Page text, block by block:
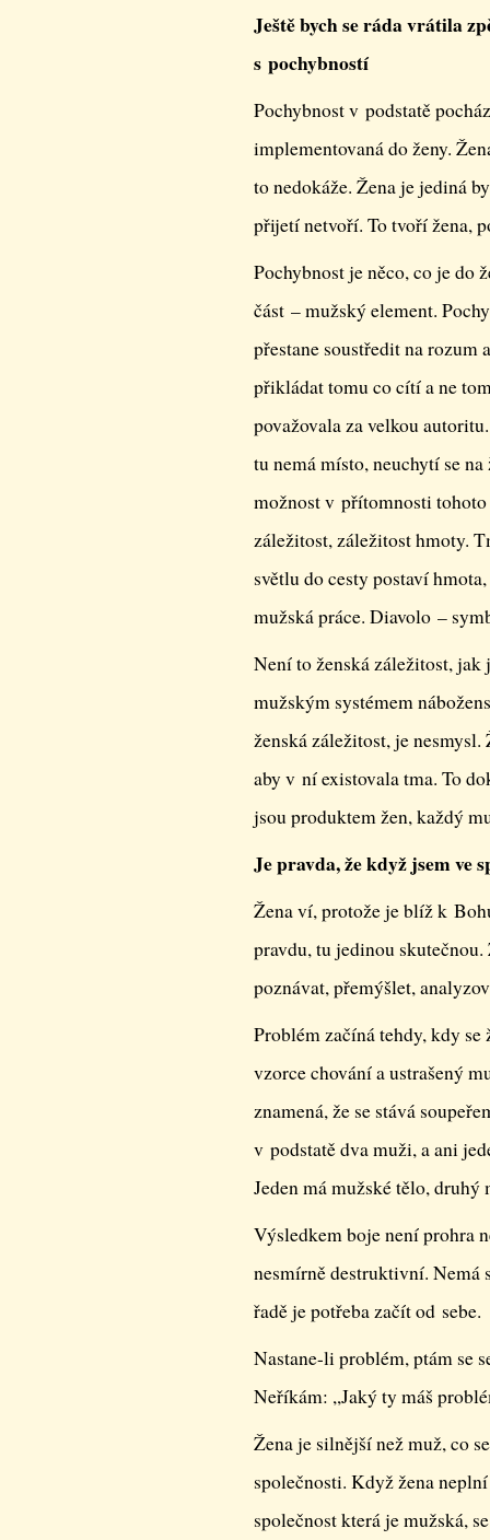
Ještě bych se ráda vrátila
s pochybností
Pochybnost v podstatě
implementovaná do ženy.
to nedokáže. Žena je jediná
přijetí netvoří. To tvoří žena,
Pochybnost je něco, co je do
část – mužský element.
přestane soustředit na rozum
přikládat tomu co cítí a ne
považovala za velkou
tu nemá místo, neuchytí se
možnost v přítomnosti tohoto
záležitost, záležitost hmoty.
světlu do cesty postaví
mužská práce. Diavolo –
Není to ženská záležitost,
mužským systémem
ženská záležitost, je
aby v ní existovala tma. To
jsou produktem žen, každý
Je pravda, že když jsem ve
Žena ví, protože je blíž k
pravdu, tu jedinou
poznávat, přemýšlet,
Problém začíná tehdy, kdy se
vzorce chování a ustrašený
znamená, že se stává
v podstatě dva muži, a ani
Jeden má mužské tělo,
Výsledkem boje není prohra
nesmírně destruktivní. Nemá
řadě je potřeba začít od sebe.
Nastane-li problém, ptám se
Neříkám: ,,Jaký ty máš
Žena je silnější než muž, co
společnosti. Když žena
společnost která je mužská,